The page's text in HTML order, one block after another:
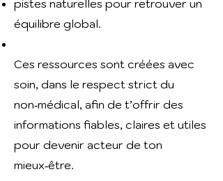
pistes naturelles pour retrouver un
équilibre global.
Ces ressources sont créées avec
soin, dans le respect strict du
non‑médical, afin de t’offrir des
informations fiables, claires et utiles
pour devenir acteur de ton
mieux‑être.